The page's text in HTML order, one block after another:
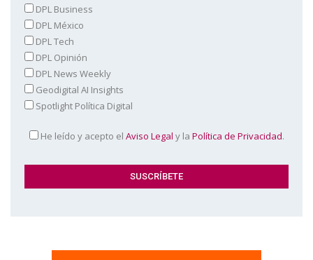
DPL Business
DPL México
DPL Tech
DPL Opinión
DPL News Weekly
Geodigital AI Insights
Spotlight Política Digital
He leído y acepto el Aviso Legal y la Política de Privacidad.